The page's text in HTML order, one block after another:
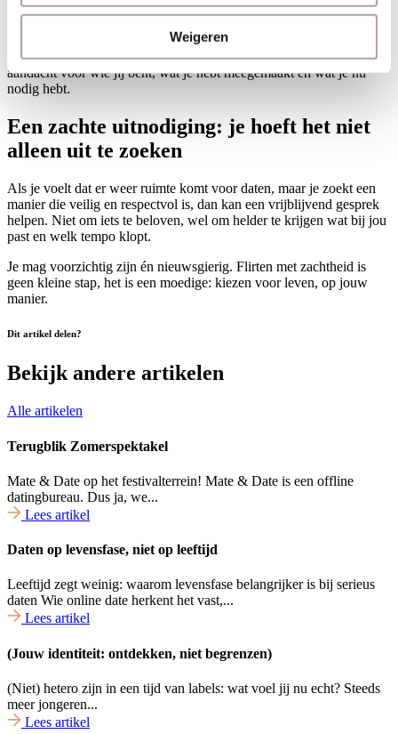
Weigeren
zachtheid bewaren. Niet jagen, niet pushen, maar de
omstandigheden creëren waarin contact natuurlijk kan groeien. Met
aandacht voor wie jij bent, wat je hebt meegemaakt en wat je nu
nodig hebt.
Een zachte uitnodiging: je hoeft het niet
alleen uit te zoeken
Als je voelt dat er weer ruimte komt voor daten, maar je zoekt een
manier die veilig en respectvol is, dan kan een vrijblijvend gesprek
helpen. Niet om iets te beloven, wel om helder te krijgen wat bij jou
past en welk tempo klopt.
Je mag voorzichtig zijn én nieuwsgierig. Flirten met zachtheid is
geen kleine stap, het is een moedige: kiezen voor leven, op jouw
manier.
Dit artikel delen?
Bekijk andere artikelen
Alle artikelen
Terugblik Zomerspektakel
Mate & Date op het festivalterrein! Mate & Date is een offline
datingbureau. Dus ja, we...
Lees artikel
Daten op levensfase, niet op leeftijd
Leeftijd zegt weinig: waarom levensfase belangrijker is bij serieus
daten Wie online date herkent het vast,...
Lees artikel
(Jouw identiteit: ontdekken, niet begrenzen)
(Niet) hetero zijn in een tijd van labels: wat voel jij nu echt? Steeds
meer jongeren...
Lees artikel